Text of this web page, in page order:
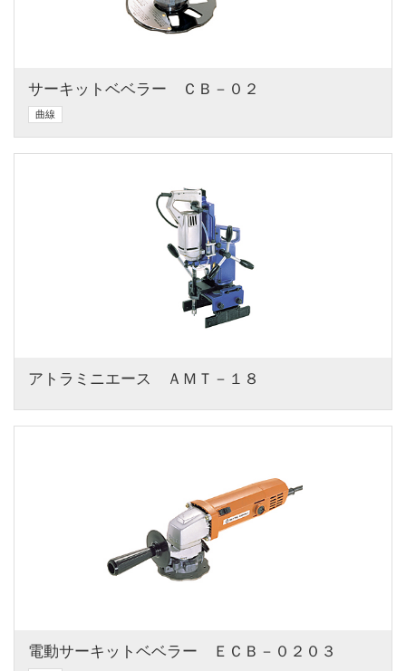
サーキットベベラー　ＣＢ－０２
曲線
アトラミニエース　ＡＭＴ－１８
電動サーキットベベラー　ＥＣＢ－０２０３